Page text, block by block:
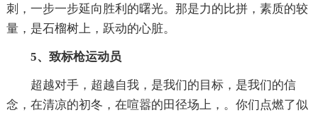
刺，一步一步延向胜利的曙光。那是力的比拼，素质的较
量，是石榴树上，跃动的心脏。
5、致标枪运动员
超越对手，超越自我，是我们的目标，是我们的信
念，在清凉的初冬，在喧嚣的田径场上，。你们点燃了似